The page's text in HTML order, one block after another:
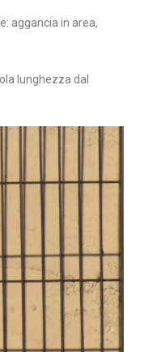
aggancia in area,
lunghezza dal